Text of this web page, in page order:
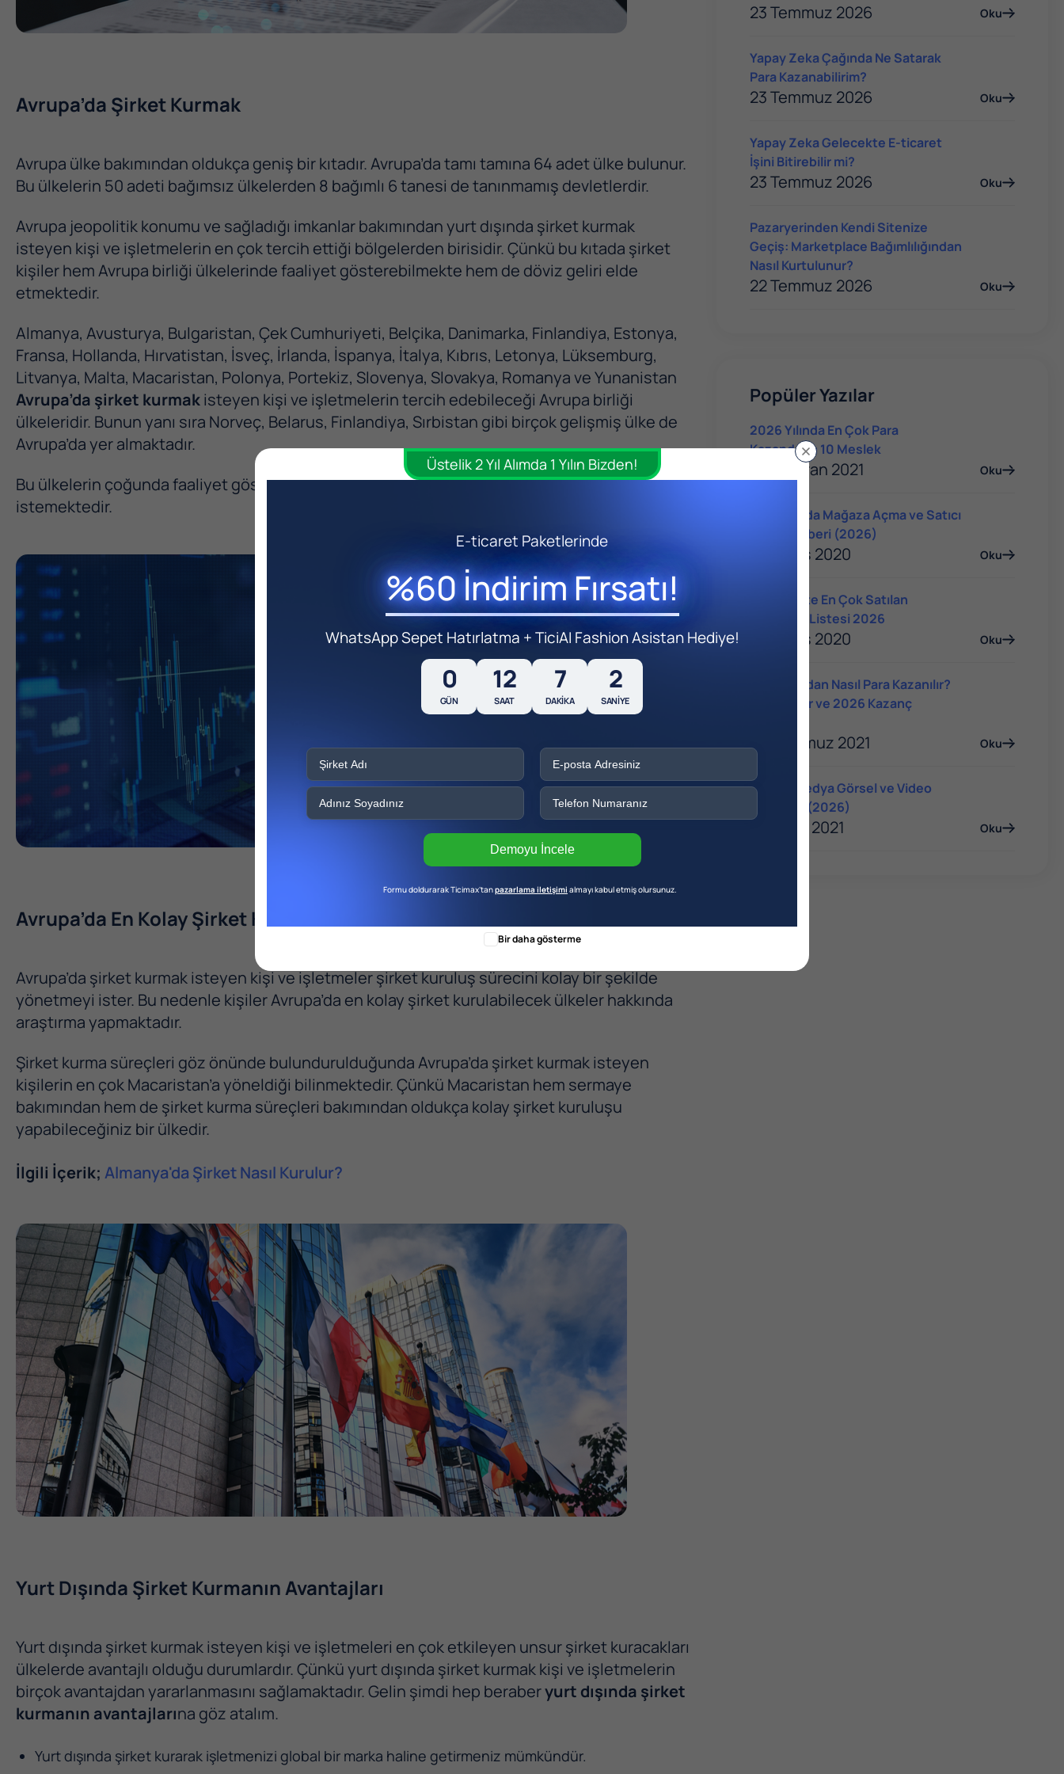
Avrupa’da Şirket Kurmak
Avrupa ülke bakımından oldukça geniş bir kıtadır. Avrupa’da tamı tamına 64 adet ülke bulunur.
Bu ülkelerin 50 adeti bağımsız ülkelerden 8 bağımlı 6 tanesi de tanınmamış devletlerdir.
Avrupa jeopolitik konumu ve sağladığı imkanlar bakımından yurt dışında şirket kurmak
isteyen kişi ve işletmelerin en çok tercih ettiği bölgelerden birisidir. Çünkü bu kıtada şirket
kişiler hem Avrupa birliği ülkelerinde faaliyet gösterebilmekte hem de döviz geliri elde
etmektedir.
Almanya, Avusturya, Bulgaristan, Çek Cumhuriyeti, Belçika, Danimarka, Finlandiya, Estonya,
Fransa, Hollanda, Hırvatistan, İsveç, İrlanda, İspanya, İtalya, Kıbrıs, Letonya, Lüksemburg,
Litvanya, Malta, Macaristan, Polonya, Portekiz, Slovenya, Slovakya, Romanya ve Yunanistan
Avrupa’da şirket kurmakisteyen kişi ve işletmelerin tercih edebileceği Avrupa birliği
ülkeleridir. Bunun yanı sıra Norveç, Belarus, Finlandiya, Sırbistan gibi birçok gelişmiş ülke de
Avrupa’da yer almaktadır.
Bu ülkelerin çoğunda faaliyet gösterebilmek isteyen kişiler Avrupa’da şirket kurmayı
istemektedir.
Avrupa’da En Kolay Şirket Kurulabilecek Ülke Hangisidir?
Avrupa’da şirket kurmak isteyen kişi ve işletmeler şirket kuruluş sürecini kolay bir şekilde
yönetmeyi ister. Bu nedenle kişiler Avrupa’da en kolay şirket kurulabilecek ülkeler hakkında
araştırma yapmaktadır.
Şirket kurma süreçleri göz önünde bulundurulduğunda Avrupa’da şirket kurmak isteyen
kişilerin en çok Macaristan’a yöneldiği bilinmektedir. Çünkü Macaristan hem sermaye
bakımından hem de şirket kurma süreçleri bakımından oldukça kolay şirket kuruluşu
yapabileceğiniz bir ülkedir.
İlgili İçerik; Almanya'da Şirket Nasıl Kurulur?
Yurt Dışında Şirket Kurmanın Avantajları
Yurt dışında şirket kurmak isteyen kişi ve işletmeleri en çok etkileyen unsur şirket kuracakları
ülkelerde avantajlı olduğu durumlardır. Çünkü yurt dışında şirket kurmak kişi ve işletmelerin
birçok avantajdan yararlanmasını sağlamaktadır. Gelin şimdi hep beraberyurt dışında şirket
kurmanın avantajlarına göz atalım.
Yurt dışında şirket kurarak işletmenizi global bir marka haline getirmeniz mümkündür.
23 Temmuz 2026 Oku
Yapay Zeka Çağında Ne Satarak
Para Kazanabilirim?
23 Temmuz 2026 Oku
Yapay Zeka Gelecekte E-ticaret
İşini Bitirebilir mi?
23 Temmuz 2026 Oku
Pazaryerinden Kendi Sitenize
Geçiş: Marketplace Bağımlılığından
Nasıl Kurtulunur?
22 Temmuz 2026 Oku
Popüler Yazılar
2026 Yılında En Çok Para
Kazandıran 10 Meslek
04 Haziran 2021 Oku
Trendyol'da Mağaza Açma ve Satıcı
Olma Rehberi (2026)
14 Mayıs 2020 Oku
E-Ticarette En Çok Satılan
Ürünlerin Listesi 2026
14 Mayıs 2020 Oku
YouTube'dan Nasıl Para Kazanılır?
Yöntemler ve 2026 Kazanç
06 Temmuz 2021 Oku
Sosyal Medya Görsel ve Video
Boyutları (2026)
06 Ocak 2021 Oku
E-ticaret Paketlerinde
%60 İndirim Fırsatı!
WhatsApp Sepet Hatırlatma + TiciAI Fashion Asistan Hediye!
Üstelik 2 Yıl Alımda 1 Yılın Bizden!
0
GÜN
12
SAAT
7
DAKIKA
0
SANIYE
Demoyu İncele
Formu doldurarak Ticimax’tanpazarlama iletişimi almayı kabul etmiş olursunuz.
Bir daha gösterme